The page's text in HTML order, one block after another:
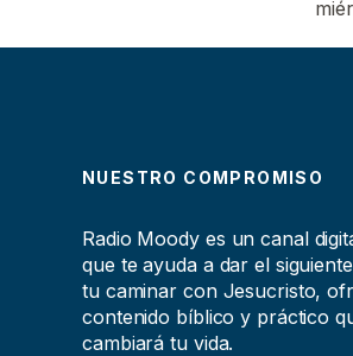
NUESTRO COMPROMISO
Radio Moody es un canal
que te ayuda a dar el
tu caminar con Jesucristo,
contenido bíblico y práctico
cambiará tu vida.